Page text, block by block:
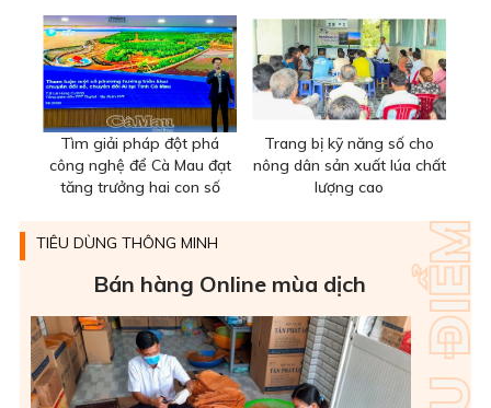
Tìm giải pháp đột phá
công nghệ để Cà Mau đạt
tăng trưởng hai con số
Trang bị kỹ năng số cho
nông dân sản xuất lúa chất
lượng cao
TIÊU DÙNG THÔNG MINH
Bán hàng Online mùa dịch